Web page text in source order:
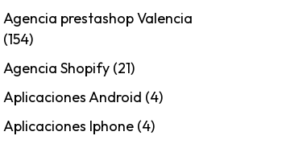
Agencia prestashop Valencia
(154)
Agencia Shopify (21)
Aplicaciones Android (4)
Aplicaciones Iphone (4)